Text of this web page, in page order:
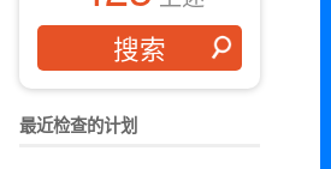
最近检查的计划